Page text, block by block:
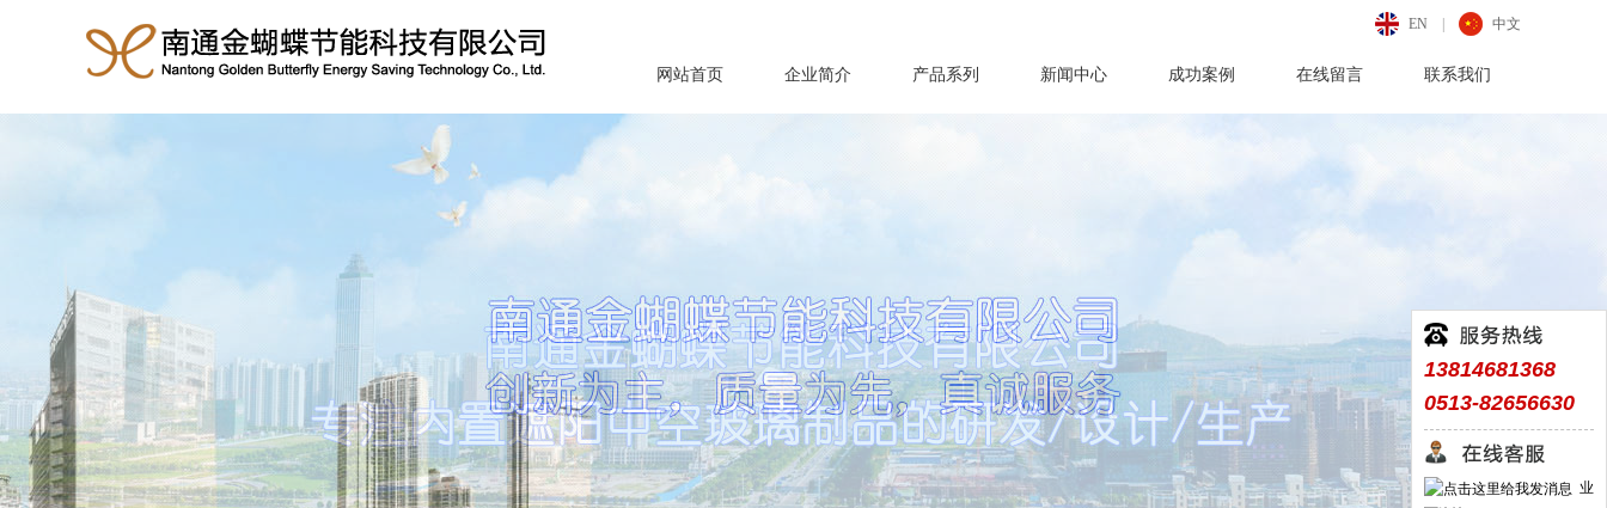
EN 中文
网站首页 企业简介 产品系列 新闻中心 成功案例 在线留言 联系我们
13814681368
务咨询一